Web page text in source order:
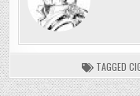
TAGGED